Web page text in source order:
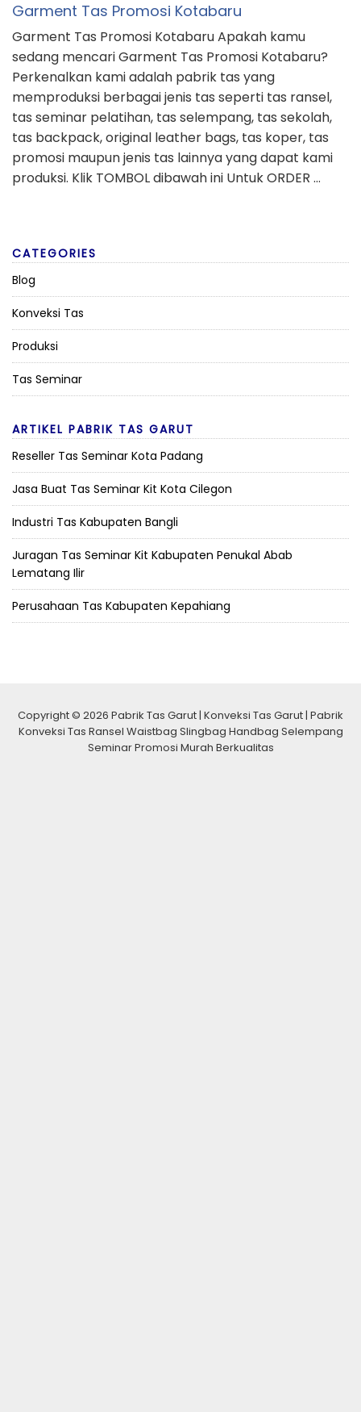
Garment Tas Promosi Kotabaru
Garment Tas Promosi Kotabaru Apakah kamu
sedang mencari Garment Tas Promosi Kotabaru?
Perkenalkan kami adalah pabrik tas yang
memproduksi berbagai jenis tas seperti tas ransel,
tas seminar pelatihan, tas selempang, tas sekolah,
tas backpack, original leather bags, tas koper, tas
promosi maupun jenis tas lainnya yang dapat kami
produksi. Klik TOMBOL dibawah ini Untuk ORDER …
CATEGORIES
Blog
Konveksi Tas
Produksi
Tas Seminar
ARTIKEL PABRIK TAS GARUT
Reseller Tas Seminar Kota Padang
Jasa Buat Tas Seminar Kit Kota Cilegon
Industri Tas Kabupaten Bangli
Juragan Tas Seminar Kit Kabupaten Penukal Abab
Lematang Ilir
Perusahaan Tas Kabupaten Kepahiang
Copyright © 2026 Pabrik Tas Garut | Konveksi Tas Garut | Pabrik
Konveksi Tas Ransel Waistbag Slingbag Handbag Selempang
Seminar Promosi Murah Berkualitas